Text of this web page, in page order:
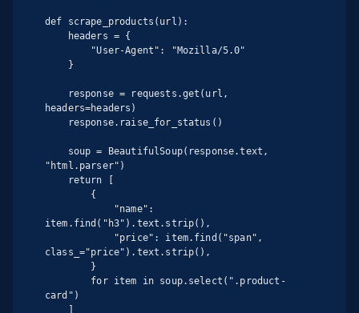
def scrape_products(url):
headers=headers)
"html.parser")
item.find("h3").text.strip(),
class_="price").text.strip(),
card")